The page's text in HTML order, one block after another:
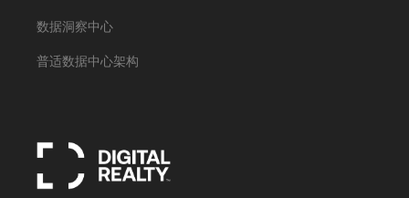
数据洞察中心
普适数据中心架构